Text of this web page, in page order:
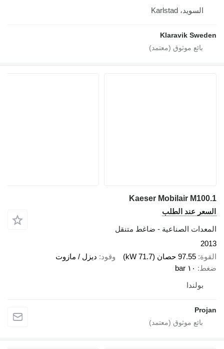
السويد، Karlstad
Klaravik Sweden
Kaeser Mobilair M100.1
السعر عند الطلب
المعدات الصناعية - ضاغط متنقل
2013
القوة 97.55 حصان (71.7 kW) وقود ديزل / مازوت
ضغط
١٠ bar
بولندا
Projan